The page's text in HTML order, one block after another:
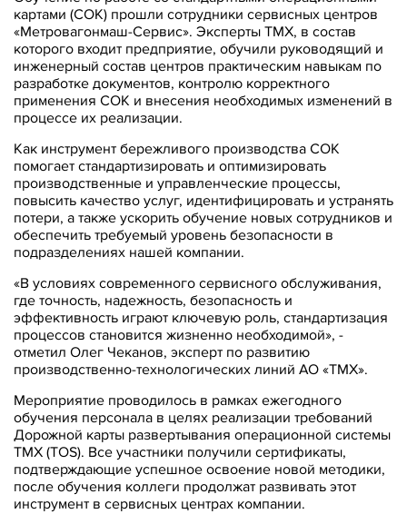
картами (СОК) прошли сотрудники сервисных центров
«Метровагонмаш-Сервис». Эксперты ТМХ, в состав
которого входит предприятие, обучили руководящий и
инженерный состав центров практическим навыкам по
разработке документов, контролю корректного
применения СОК и внесения необходимых изменений в
процессе их реализации.
Как инструмент бережливого производства СОК
помогает стандартизировать и оптимизировать
производственные и управленческие процессы,
повысить качество услуг, идентифицировать и устранять
потери, а также ускорить обучение новых сотрудников и
обеспечить требуемый уровень безопасности в
подразделениях нашей компании.
«В условиях современного сервисного обслуживания,
где точность, надежность, безопасность и
эффективность играют ключевую роль, стандартизация
процессов становится жизненно необходимой», -
отметил Олег Чеканов, эксперт по развитию
производственно-технологических линий АО «ТМХ».
Мероприятие проводилось в рамках ежегодного
обучения персонала в целях реализации требований
Дорожной карты развертывания операционной системы
ТМХ (TOS). Все участники получили сертификаты,
подтверждающие успешное освоение новой методики,
после обучения коллеги продолжат развивать этот
инструмент в сервисных центрах компании.